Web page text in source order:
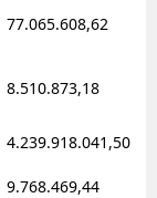
77.065.608,62
8.510.873,18
4.239.918.041,50
9.768.469,44